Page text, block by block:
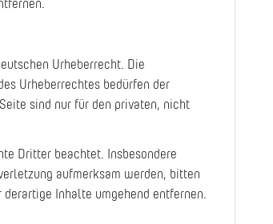
Urheberrecht. Die
Urheberrechtes bedürfen der
sind nur für den privaten, nicht
Dritter beachtet. Insbesondere
aufmerksam werden, bitten
Inhalte umgehend entfernen.